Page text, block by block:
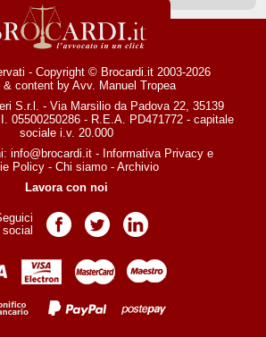
- Copyright © Brocardi.it 2003-2026
& content by Avv. Manuel Tropea
S.r.l. - Via Marsilio da Padova 22, 35139
05500250286 - R.E.A. PD471772 - capitale
sociale i.v. 20.000
info@brocardi.it- Informativa Privacye
Policy - Chi siamo - Archivio
Lavora con noi
Pagina Facebook
Pagina TwitterPagina LinkedIn